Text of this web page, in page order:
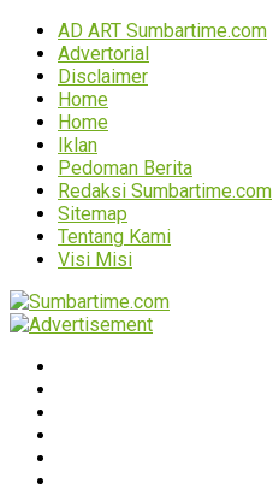
AD ART Sumbartime.com
Advertorial
Disclaimer
Home
Home
Iklan
Pedoman Berita
Redaksi Sumbartime.com
Sitemap
Tentang Kami
Visi Misi